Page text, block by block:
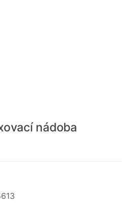
nádoba